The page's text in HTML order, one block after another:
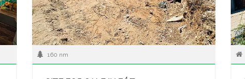
160 nm